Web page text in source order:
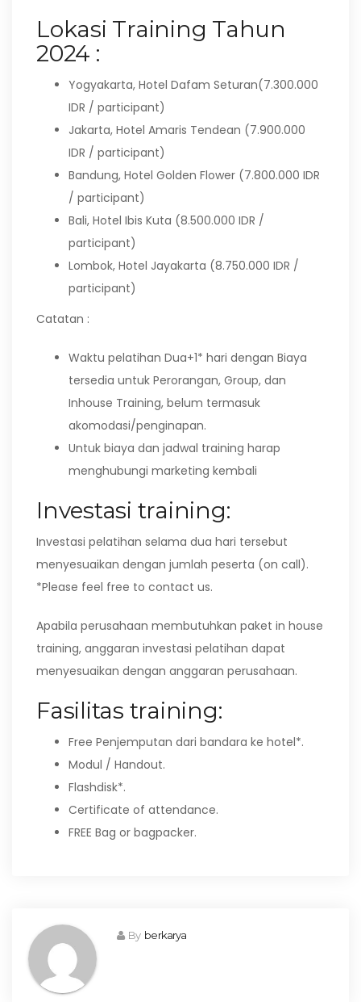
Lokasi Training Tahun
2024 :
Yogyakarta, Hotel Dafam Seturan(7.300.000
IDR / participant)
Jakarta, Hotel Amaris Tendean (7.900.000
IDR / participant)
Bandung, Hotel Golden Flower (7.800.000 IDR
/ participant)
Bali, Hotel Ibis Kuta (8.500.000 IDR /
participant)
Lombok, Hotel Jayakarta (8.750.000 IDR /
participant)
Catatan :
Waktu pelatihan Dua+1* hari dengan Biaya
tersedia untuk Perorangan, Group, dan
Inhouse Training, belum termasuk
akomodasi/penginapan.
Untuk biaya dan jadwal training harap
menghubungi marketing kembali
Investasi training:
Investasi pelatihan selama dua hari tersebut
menyesuaikan dengan jumlah peserta (on call).
*Please feel free to contact us.
Apabila perusahaan membutuhkan paket in house
training, anggaran investasi pelatihan dapat
menyesuaikan dengan anggaran perusahaan.
Fasilitas training:
Free Penjemputan dari bandara ke hotel*.
Modul / Handout.
Flashdisk*.
Certificate of attendance.
FREE Bag or bagpacker.
By berkarya